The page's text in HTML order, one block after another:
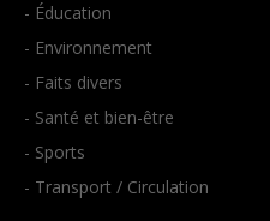
- Éducation
- Environnement
- Faits divers
- Santé et bien-être
- Sports
- Transport / Circulation